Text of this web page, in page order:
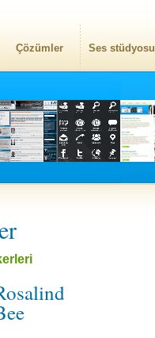
Çözümler Ses stüdyosu